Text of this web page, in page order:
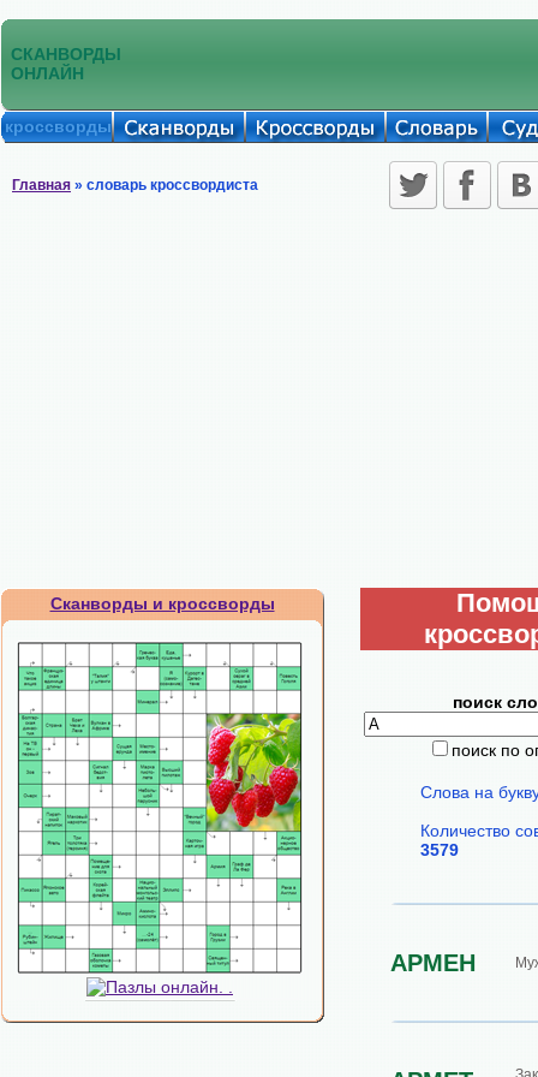
СКАНВОРДЫ
ОНЛАЙН
кроссворды
Главная » словарь кроссвордиста
Сканворды и кроссворды
поиск
поиск по
Слова на
Количество
3579
АРМЕН